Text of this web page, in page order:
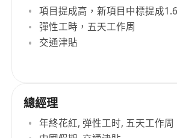
項目提成高，新項目中標提成
彈性工時，五天工作周
交通津貼
總經理
年終花紅, 弹性工时, 五天工作周